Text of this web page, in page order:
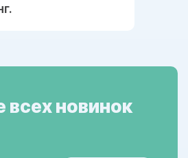
всех новинок